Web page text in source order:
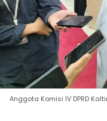
Anggota Komisi IV DPRD